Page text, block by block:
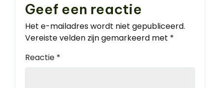
Geef een reactie
Het e-mailadres wordt niet gepubliceerd.
Vereiste velden zijn gemarkeerd met *
Reactie *